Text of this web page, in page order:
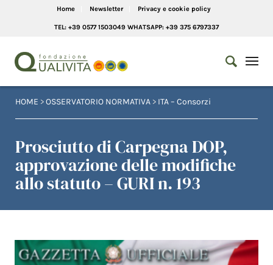
Home Newsletter Privacy e cookie policy
TEL: +39 0577 1503049 WHATSAPP: +39 375 6797337
HOME >OSSERVATORIO NORMATIVA > ITA – Consorzi
Prosciutto di Carpegna DOP,
approvazione delle modifiche
allo statuto – GURI n. 193